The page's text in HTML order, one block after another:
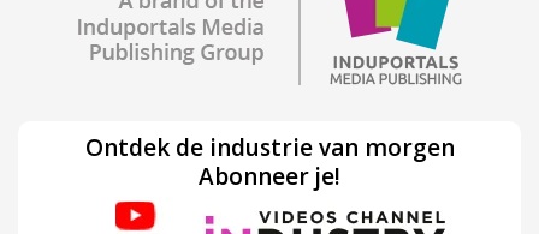
Ontdek de industrie van morgen
Abonneer je!